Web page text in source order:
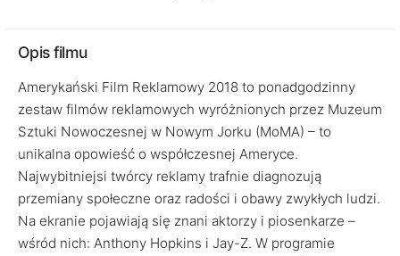
Opis filmu
Amerykański Film Reklamowy 2018 to ponadgodzinny
zestaw filmów reklamowych wyróżnionych przez Muzeum
Sztuki Nowoczesnej w Nowym Jorku (MoMA) – to
unikalna opowieść o współczesnej Ameryce.
Najwybitniejsi twórcy reklamy trafnie diagnozują
przemiany społeczne oraz radości i obawy zwykłych ludzi.
Na ekranie pojawiają się znani aktorzy i piosenkarze –
wśród nich: Anthony Hopkins i Jay-Z. W programie